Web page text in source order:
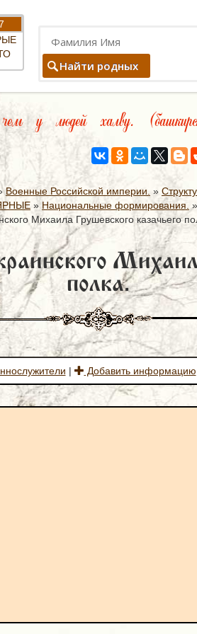
Найти родных
у людей халву.
Военные Российской империи. »
» Национальные формирования.
Михаила Грушевского казачьего
полка.
| Добавить информацию